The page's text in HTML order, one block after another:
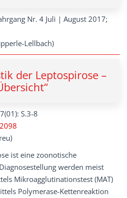
Nr. 4 Juli | August 2017;
Lellbach)
der Leptospirose –
S.3-8
ist eine zoonotische
werden meist
Mikroagglutinationstest (MAT)
Polymerase-Kettenreaktion